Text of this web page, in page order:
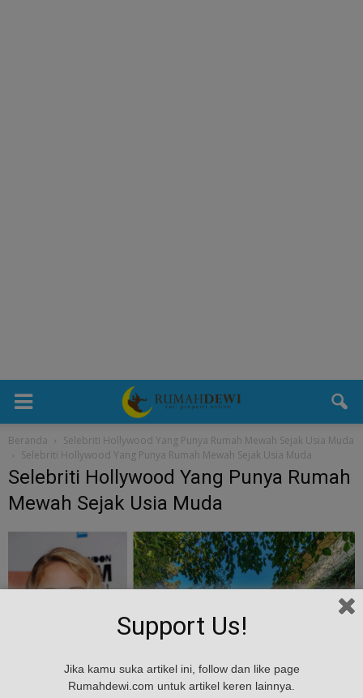
Beranda
Selebriti Hollywood Yang Punya Rumah Mewah Sejak Usia Muda
Selebriti Hollywood Yang Punya Rumah Mewah Sejak Usia Muda
Selebriti Hollywood Yang Punya Rumah
Mewah Sejak Usia Muda
Support Us!
Jika kamu suka artikel ini, follow dan like page
Rumahdewi.com untuk artikel keren lainnya.